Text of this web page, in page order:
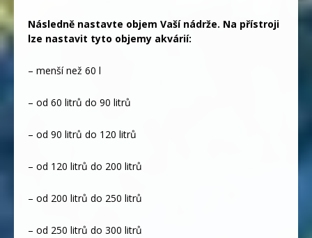
Následně nastavte objem Vaší nádrže. Na přístroji
lze nastavit tyto objemy akvárií:
– menší než 60 l
– od 60 litrů do 90 litrů
– od 90 litrů do 120 litrů
– od 120 litrů do 200 litrů
– od 200 litrů do 250 litrů
– od 250 litrů do 300 litrů